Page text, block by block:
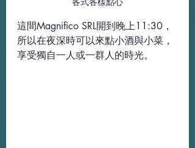
這間Magnifico SRL開到晚上11:30，
所以在夜深時可以來點小酒與小菜，
享受獨自一人或一群人的時光。